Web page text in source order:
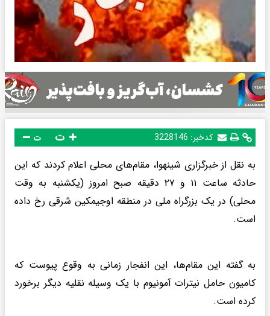
کدخبر: 3228146 ت
به نقل از خبرگزاری شینهوا، مقام‌های محلی اعلام کردند که این
حادثه ساعت ۱۱ و ۲۷ دقیقه صبح امروز (یکشنبه به وقت
محلی) در یک بزرگراه ملی در منطقه اوجیمکین شرقی رخ داده
است.
به گفته این مقام‌ها، این انفجار زمانی به وقوع پیوست که
کامیون حامل نیترات آمونیوم با یک وسیله نقلیه دیگر برخورد
کرده است.